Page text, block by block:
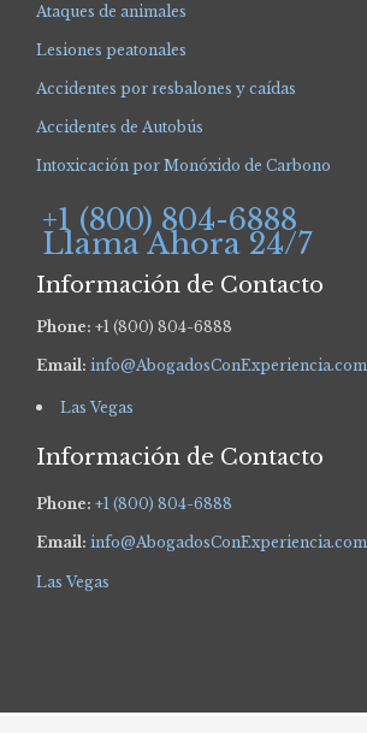
Ataques de animales
Lesiones peatonales
Accidentes por resbalones y caídas
Accidentes de Autobús
Intoxicación por Monóxido de Carbono
+1 (800) 804-6888
Llama Ahora 24/7
Información de Contacto
Phone: +1 (800) 804-6888
Email: info@AbogadosConExperiencia.com
Las Vegas
Información de Contacto
Phone: +1 (800) 804-6888
Email: info@AbogadosConExperiencia.com
Las Vegas